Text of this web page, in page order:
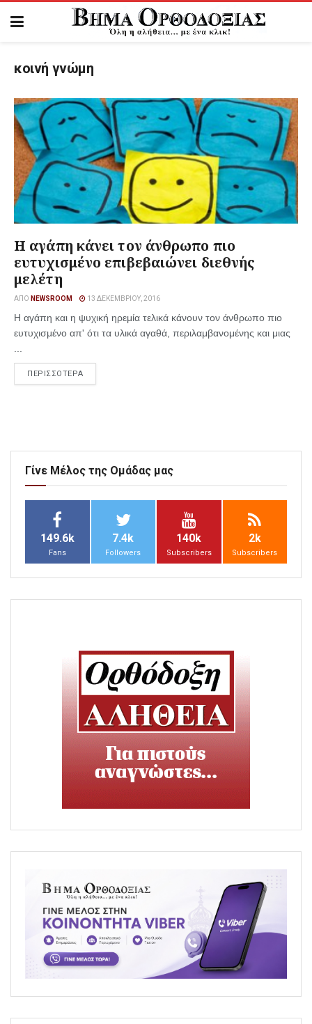
κοινή γνώμη
Η αγάπη κάνει τον άνθρωπο πιο
ευτυχισμένο επιβεβαιώνει διεθνής
μελέτη
ΑΠΌ NEWSROOM 13 ΔΕΚΕΜΒΡΊΟΥ, 2016
Η αγάπη και η ψυχική ηρεμία τελικά κάνουν τον άνθρωπο πιο
ευτυχισμένο απ' ότι τα υλικά αγαθά, περιλαμβανομένης και μιας
ΠΕΡΙΣΣΟΤΕΡΑ
Γίνε Μέλος της Ομάδας μας
149.6k
Fans
7.4k
Followers
140k
Subscribers
2k
Subscribers